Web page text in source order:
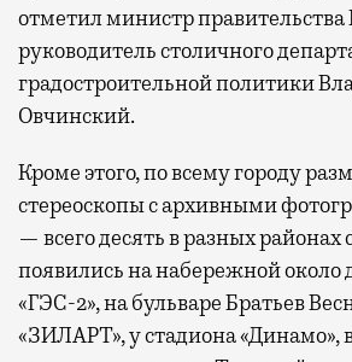
отметил министр
руководитель столичного
градостроительной политики
Овчинский.
Кроме этого, по всему городу
стереоскопы с архивными
— всего десять в разных
появились на набережной около
«ГЭС-2», на бульваре Братьев
«ЗИЛАРТ», у стадиона «Динамо»,